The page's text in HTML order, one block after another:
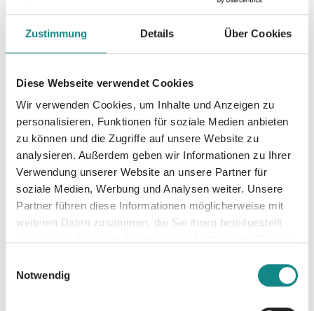
Zustimmung Details Über Cookies
Diese Webseite verwendet Cookies
Wir verwenden Cookies, um Inhalte und Anzeigen zu
personalisieren, Funktionen für soziale Medien anbieten
zu können und die Zugriffe auf unsere Website zu
analysieren. Außerdem geben wir Informationen zu Ihrer
Verwendung unserer Website an unsere Partner für
soziale Medien, Werbung und Analysen weiter. Unsere
Partner führen diese Informationen möglicherweise mit
weiteren Daten zusammen, die Sie ihnen bereitgestellt
Notwendig
spucken. Wenn die Probleme doch nur
wiedersehen.
Informationen
PDF